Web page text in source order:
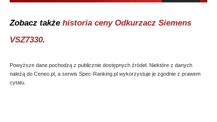
Zobacz także historia ceny Odkurzacz Siemens
VSZ7330.
Powyższe dane pochodzą z publicznie dostępnych źródeł. Niektóre z danych
należą do Ceneo.pl, a serwis Spec-Ranking.pl wykorzystuje je zgodnie z prawem
cytatu.